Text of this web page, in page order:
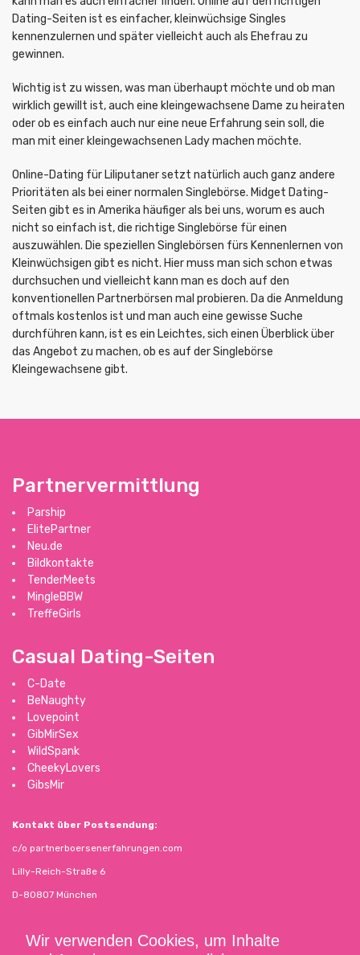
Wir verwenden Cookies, um Inhalte
Dating-Seiten ist es einfacher, kleinwüchsige Singles
kennenzulernen und später vielleicht auch als Ehefrau zu
gewinnen.
Wichtig ist zu wissen, was man überhaupt möchte und ob man
wirklich gewillt ist, auch eine kleingewachsene Dame zu heiraten
oder ob es einfach auch nur eine neue Erfahrung sein soll, die
man mit einer kleingewachsenen Lady machen möchte.
Online-Dating für Liliputaner setzt natürlich auch ganz andere
Prioritäten als bei einer normalen Singlebörse. Midget Dating-
Seiten gibt es in Amerika häufiger als bei uns, worum es auch
nicht so einfach ist, die richtige Singlebörse für einen
auszuwählen. Die speziellen Singlebörsen fürs Kennenlernen von
Kleinwüchsigen gibt es nicht. Hier muss man sich schon etwas
durchsuchen und vielleicht kann man es doch auf den
konventionellen Partnerbörsen mal probieren. Da die Anmeldung
oftmals kostenlos ist und man auch eine gewisse Suche
durchführen kann, ist es ein Leichtes, sich einen Überblick über
das Angebot zu machen, ob es auf der Singlebörse
Kleingewachsene gibt.
Partnervermittlung
Parship
ElitePartner
Neu.de
Bildkontakte
TenderMeets
MingleBBW
TreffeGirls
Casual Dating-Seiten
C-Date
BeNaughty
Lovepoint
GibMirSex
WildSpank
CheekyLovers
GibsMir
Kontakt über Postsendung:
c/o partnerboersenerfahrungen.com
Lilly-Reich-Straße 6
D-80807 München
matthias.buchholz68@gmail.com